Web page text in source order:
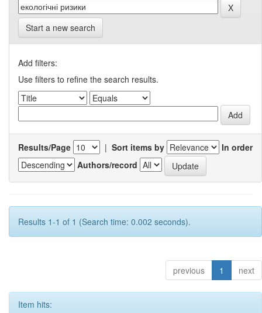
Start a new search
Add filters:
Use filters to refine the search results.
Results/Page | Sort items by
In order
Authors/record
Results 1-1 of 1 (Search time: 0.002 seconds).
previous 1 next
Item hits: